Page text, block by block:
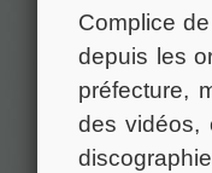
Complice
depuis les
préfecture,
des vidéos,